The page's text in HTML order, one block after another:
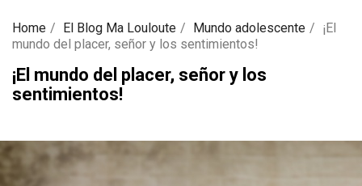
Home El Blog Ma Louloute Mundo adolescente
¡El
mundo del placer, señor y los sentimientos!
¡El mundo del placer, señor y los
sentimientos!